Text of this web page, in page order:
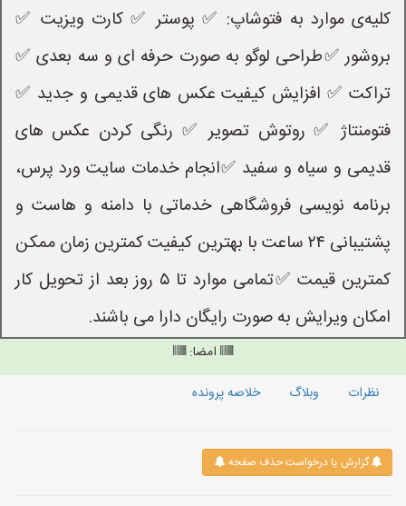
کلیه‌ی موارد به فتوشاپ: ✅ پوستر ✅ کارت ویزیت ✅
بروشور ✅طراحی لوگو به صورت حرفه ای و سه بعدی ✅
تراکت ✅ افزایش کیفیت عکس های قدیمی و جدید ✅
فتومنتاژ ✅ روتوش تصویر ✅ رنگی کردن عکس های
قدیمی و سیاه و سفید ✅انجام خدمات سایت ورد پرس،
برنامه نویسی فروشگاهی خدماتی با دامنه و هاست و
پشتیبانی ۲۴ ساعت با بهترین کیفیت کمترین زمان ممکن
کمترین قیمت ✅تمامی موارد تا ۵ روز بعد از تحویل کار
امکان ویرایش به صورت رایگان دارا می باشند.
امضا:
نظرات
وبلاگ خلاصه پرونده
گزارش یا درخواست حذف صفحه